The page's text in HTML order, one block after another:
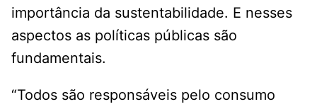
importância da sustentabilidade. E nesses
aspectos as políticas públicas são
fundamentais.
“Todos são responsáveis pelo consumo